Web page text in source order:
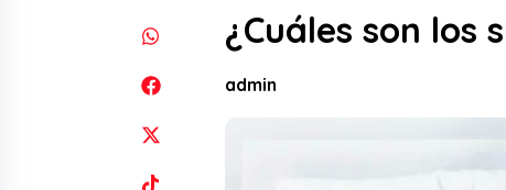
¿Cuáles son los
admin